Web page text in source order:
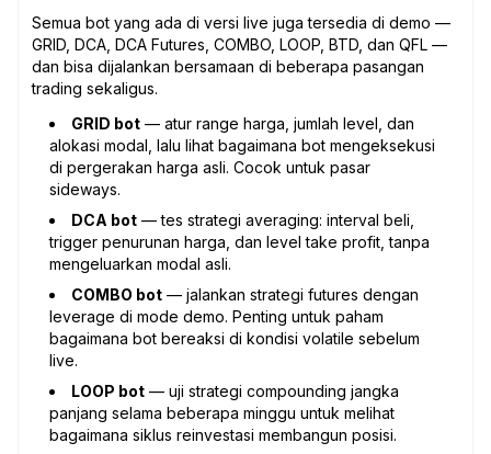
Semua bot yang ada di versi live juga tersedia di demo —
GRID, DCA, DCA Futures, COMBO, LOOP, BTD, dan QFL —
dan bisa dijalankan bersamaan di beberapa pasangan
trading sekaligus.
GRID bot — atur range harga, jumlah level, dan
alokasi modal, lalu lihat bagaimana bot mengeksekusi
di pergerakan harga asli. Cocok untuk pasar
sideways.
DCA bot — tes strategi averaging: interval beli,
trigger penurunan harga, dan level take profit, tanpa
mengeluarkan modal asli.
COMBO bot — jalankan strategi futures dengan
leverage di mode demo. Penting untuk paham
bagaimana bot bereaksi di kondisi volatile sebelum
live.
LOOP bot — uji strategi compounding jangka
panjang selama beberapa minggu untuk melihat
bagaimana siklus reinvestasi membangun posisi.